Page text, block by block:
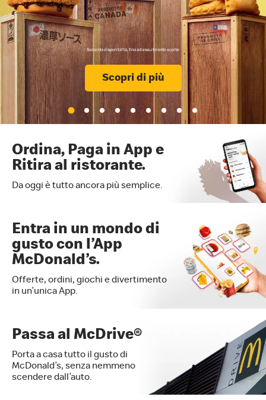
Scopri di più
Ordina, Paga in App e
Ritira al ristorante.
Da oggi è tutto ancora più semplice.
Entra in un mondo di
gusto con l’App
McDonald’s.
Offerte, ordini, giochi e divertimento
in un’unica App.
Passa al McDrive®
Porta a casa tutto il gusto di
McDonald’s, senza nemmeno
scendere dall’auto.